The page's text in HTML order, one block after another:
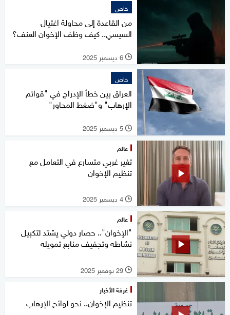
خاص
من القاعدة إلى محاولة اغتيال
السيسي.. كيف وظف الإخوان العنف؟
l 6 ديسمبر 2025
خاص
العراق بين خطأ الإدراج في "قوائم
الإرهاب" و"ضغط المحاور"
l 5 ديسمبر 2025
عالم
تغير غربي متسارع في التعامل مع
تنظيم الإخوان
l 4 ديسمبر 2025
عالم
"الإخوان".. حصار دولي يشتد لتكبيل
نشاطه وتجفيف منابع تمويله
l 29 نوفمبر 2025
غرفة الأخبار
تنظيم الإخوان.. نحو لوائح الإرهاب